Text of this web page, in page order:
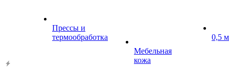
Прессы и
термообработка
Мебельная
кожа
0,5